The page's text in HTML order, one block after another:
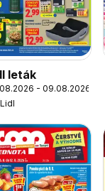
leták
- 09.08.2026
Lidl